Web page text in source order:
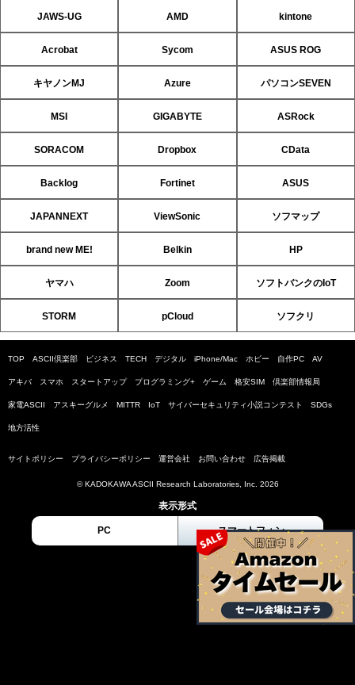
JAWS-UG AMD kintone
Acrobat Sycom ASUS ROG
キヤノンMJ Azure パソコンSEVEN
MSI GIGABYTE ASRock
SORACOM Dropbox CData
Backlog Fortinet ASUS
JAPANNEXT ViewSonic ソフマップ
brand new ME! Belkin HP
ヤマハ Zoom ソフトバンクのIoT
STORM pCloud ソフクリ
TOP ASCII倶楽部 ビジネス TECH デジタル iPhone/Mac ホビー 自作PC AV
アキバ スマホ スタートアップ プログラミング+ ゲーム 格安SIM 倶楽部情報局
家電ASCII アスキーグルメ MITTR IoT サイバーセキュリティ小説コンテスト SDGs
地方活性
サイトポリシー プライバシーポリシー 運営会社 お問い合わせ 広告掲載
© KADOKAWA ASCII Research Laboratories, Inc. 2026
表示形式
PC スマートフォン